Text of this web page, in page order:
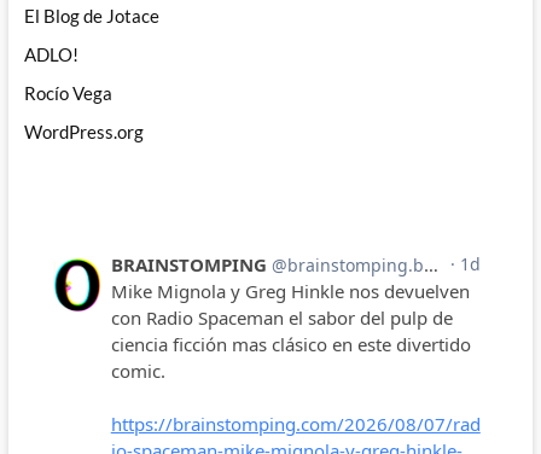
El Blog de Jotace
ADLO!
Rocío Vega
WordPress.org